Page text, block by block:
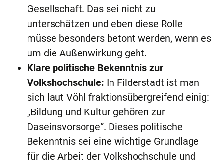
Gesellschaft. Das sei nicht zu
unterschätzen und eben diese Rolle
müsse besonders betont werden, wenn es
um die Außenwirkung geht.
Klare politische Bekenntnis zur
Volkshochschule: In Filderstadt ist man
sich laut Vöhl fraktionsübergreifend einig:
„Bildung und Kultur gehören zur
Daseinsvorsorge“. Dieses politische
Bekenntnis sei eine wichtige Grundlage
für die Arbeit der Volkshochschule und